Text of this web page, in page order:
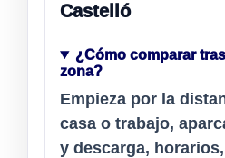
Castelló
¿Cómo comparar
zona?
Empieza por la
casa o trabajo,
y descarga,